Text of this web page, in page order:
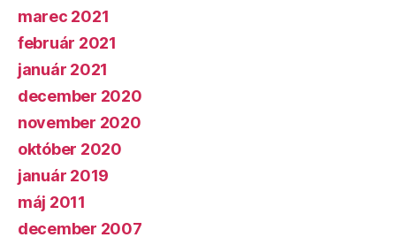
marec 2021
február 2021
január 2021
december 2020
november 2020
október 2020
január 2019
máj 2011
december 2007